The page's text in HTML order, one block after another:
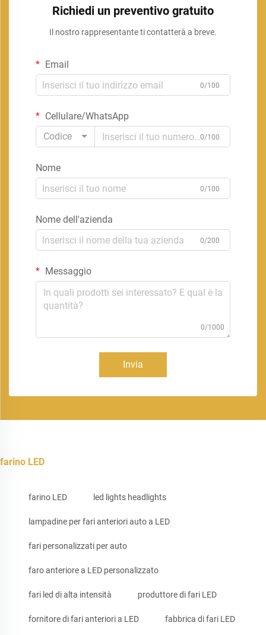
Richiedi un preventivo gratuito
Il nostro rappresentante ti contatterà a breve.
Email
0/100
Cellulare/WhatsApp
Codice
0/100
Nome
0/100
Nome dell'azienda
0/200
Messaggio
0/1000
Invia
farino LED
farino LED led lights headlights
lampadine per fari anteriori auto a LED
fari personalizzati per auto
faro anteriore a LED personalizzato
fari led di alta intensità produttore di fari LED
fornitore di fari anteriori a LED fabbrica di fari LED